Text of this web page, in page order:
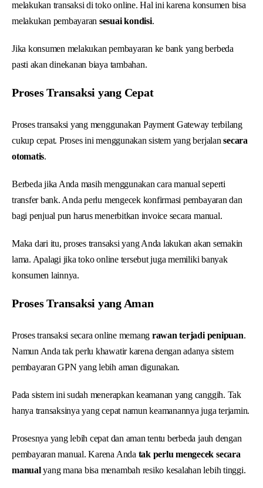
melakukan transaksi di toko online. Hal ini karena konsumen bisa
melakukan pembayaran sesuai kondisi.
Jika konsumen melakukan pembayaran ke bank yang berbeda
pasti akan dinekanan biaya tambahan.
Proses Transaksi yang Cepat
Proses transaksi yang menggunakan Payment Gateway terbilang
cukup cepat. Proses ini menggunakan sistem yang berjalansecara
otomatis.
Berbeda jika Anda masih menggunakan cara manual seperti
transfer bank. Anda perlu mengecek konfirmasi pembayaran dan
bagi penjual pun harus menerbitkan invoice secara manual.
Maka dari itu, proses transaksi yang Anda lakukan akan semakin
lama. Apalagi jika toko online tersebut juga memiliki banyak
konsumen lainnya.
Proses Transaksi yang Aman
Proses transaksi secara online memang rawan terjadi penipuan.
Namun Anda tak perlu khawatir karena dengan adanya sistem
pembayaran GPN yang lebih aman digunakan.
Pada sistem ini sudah menerapkan keamanan yang canggih. Tak
hanya transaksinya yang cepat namun keamanannya juga terjamin.
Prosesnya yang lebih cepat dan aman tentu berbeda jauh dengan
pembayaran manual. Karena Anda tak perlu mengecek secara
manualyang mana bisa menambah resiko kesalahan lebih tinggi.